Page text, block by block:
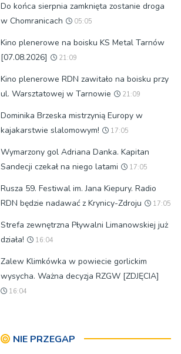
Do końca sierpnia zamknięta zostanie droga
w Chomranicach
05:05
Kino plenerowe na boisku KS Metal Tarnów
[07.08.2026]
21:09
Kino plenerowe RDN zawitało na boisku przy
ul. Warsztatowej w Tarnowie
21:09
Dominika Brzeska mistrzynią Europy w
kajakarstwie slalomowym!
17:05
Wymarzony gol Adriana Danka. Kapitan
Sandecji czekał na niego latami
17:05
Rusza 59. Festiwal im. Jana Kiepury. Radio
RDN będzie nadawać z Krynicy-Zdroju
17:05
Strefa zewnętrzna Pływalni Limanowskiej już
działa!
16:04
Zalew Klimkówka w powiecie gorlickim
wysycha. Ważna decyzja RZGW [ZDJĘCIA]
16:04
NIE PRZEGAP